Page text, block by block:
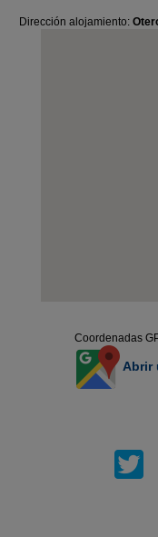
Dirección alojamiento:
Coordenadas
Abrir